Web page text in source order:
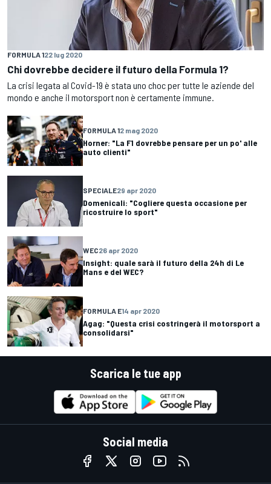
FORMULA 122 lug 2020
Chi dovrebbe decidere il futuro della Formula 1?
La crisi legata al Covid-19 è stata uno choc per tutte le aziende del
mondo e anche il motorsport non è certamente immune.
FORMULA 12 mag 2020
Horner: "La F1 dovrebbe pensare per un po' alle
auto clienti"
SPECIALE29 apr 2020
Domenicali: "Cogliere questa occasione per
ricostruire lo sport"
WEC26 apr 2020
Insight: quale sarà il futuro della 24h di Le
Mans e del WEC?
FORMULA E14 apr 2020
Agag: "Questa crisi costringerà il motorsport a
consolidarsi"
Scarica le tue app
Social media